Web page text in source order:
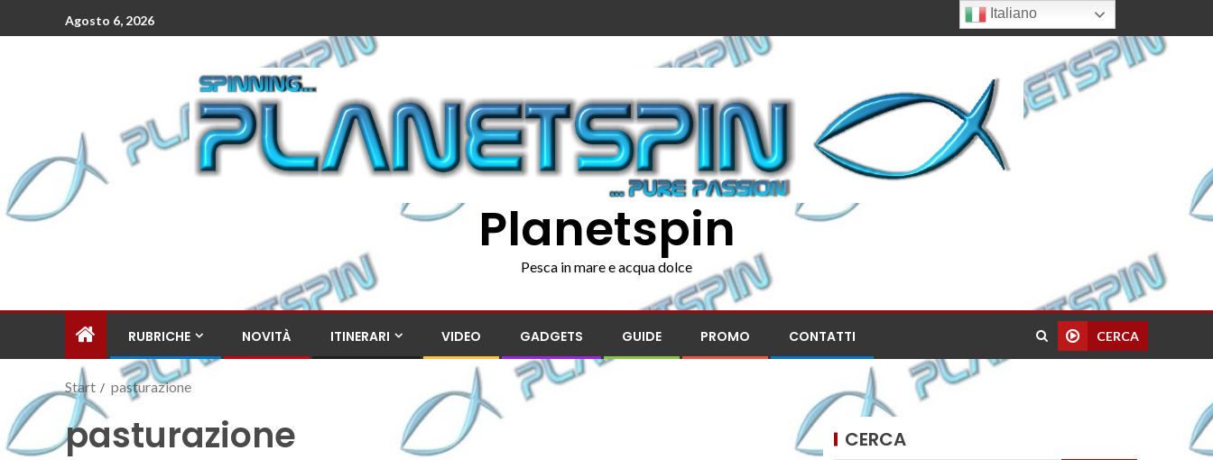
Agosto 6, 2026
Planetspin
Pesca in mare e acqua dolce
RUBRICHE NOVITÀ ITINERARI VIDEO GADGETS GUIDE PROMO CONTATTI CERCA
Start pasturazione
pasturazione CERCA
Italiano